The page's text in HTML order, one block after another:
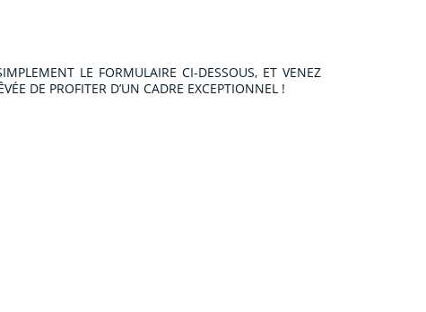
LE FORMULAIRE CI-DESSOUS, ET VENEZ
DE PROFITER D’UN CADRE EXCEPTIONNEL !